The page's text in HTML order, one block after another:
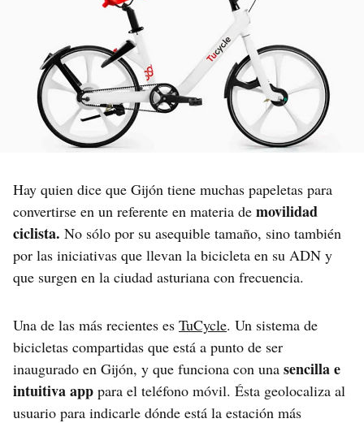
Hay quien dice que Gijón tiene muchas papeletas para
convertirse en un referente en materia de movilidad
ciclista. No sólo por su asequible tamaño, sino también
por las iniciativas que llevan la bicicleta en su ADN y
que surgen en la ciudad asturiana con frecuencia.
Una de las más recientes es TuCycle. Un sistema de
bicicletas compartidas que está a punto de ser
inaugurado en Gijón, y que funciona con una sencilla e
intuitiva app para el teléfono móvil. Ésta geolocaliza al
usuario para indicarle dónde está la estación más